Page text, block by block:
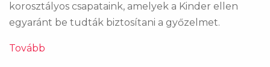
korosztályos csapataink, amelyek a Kinder ellen
egyaránt be tudták biztosítani a győzelmet.
Tovább